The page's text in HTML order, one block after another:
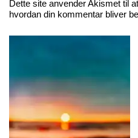
Dette site anvender Akismet til
hvordan din kommentar bliver